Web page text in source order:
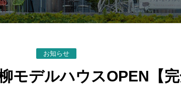
お知らせ
モデルハウスOPEN【完